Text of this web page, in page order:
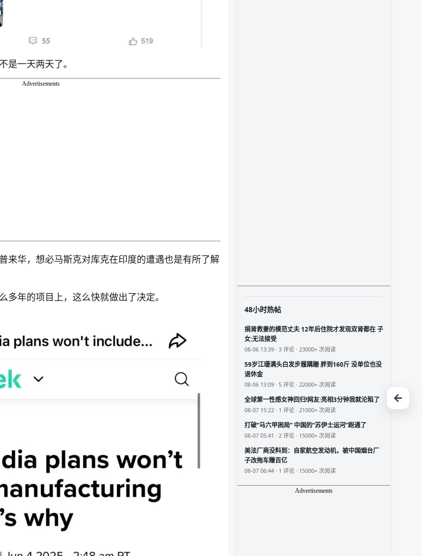
是一天两天了。
Advertisements
来华，想必马斯克对库克在印度的遭遇也是有所了解
多年的项目上，这么快就做出了决定。
48小时热帖
捐肾救妻的模范丈夫 12年后住院才发现双肾都在 子
女:无法接受
08-06 13:39 · 3 评论 · 23000+ 次阅读
59岁江珊满头白发步履蹒跚 胖到160斤 没单位也没
退休金
08-06 13:09 · 5 评论 · 22000+ 次阅读
全球第一性感女神回归!网友:亮相3分钟我就沦陷了
08-07 15:22 · 1 评论 · 21000+ 次阅读
打破“马六甲困局” 中国的“苏伊士运河”跑通了
08-07 05:41 · 2 评论 · 15000+ 次阅读
美法厂商没料到：自家航空发动机，被中国烟台厂
子改拖车赚百亿
08-07 06:44 · 1 评论 · 15000+ 次阅读
Advertisements